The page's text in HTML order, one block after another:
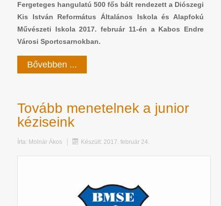
Fergeteges hangulatú 500 fős bált rendezett a Diószegi
Kis István Református Általános Iskola és Alapfokú
Művészeti Iskola 2017. február 11-én a Kabos Endre
Városi Sportcsarnokban.
Bővebben ...
Tovább menetelnek a junior
kéziseink
Írta: Molnár Ákos Készült: 2017. február 24.